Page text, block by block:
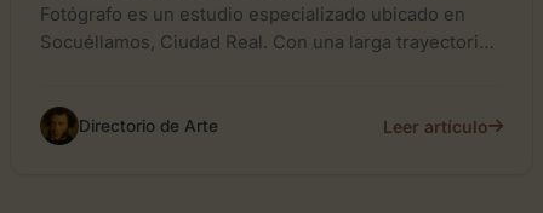
Fotógrafo es un estudio especializado ubicado en
Socuéllamos, Ciudad Real. Con una larga trayectoria,
Directorio de Arte Leer artículo